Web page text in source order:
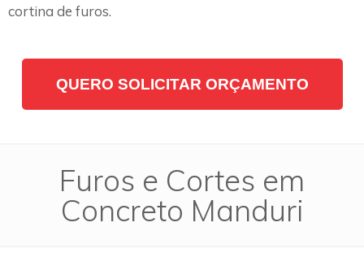
cortina de furos.
QUERO SOLICITAR ORÇAMENTO
Furos e Cortes em
Concreto Manduri